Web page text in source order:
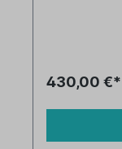
430,00 €*